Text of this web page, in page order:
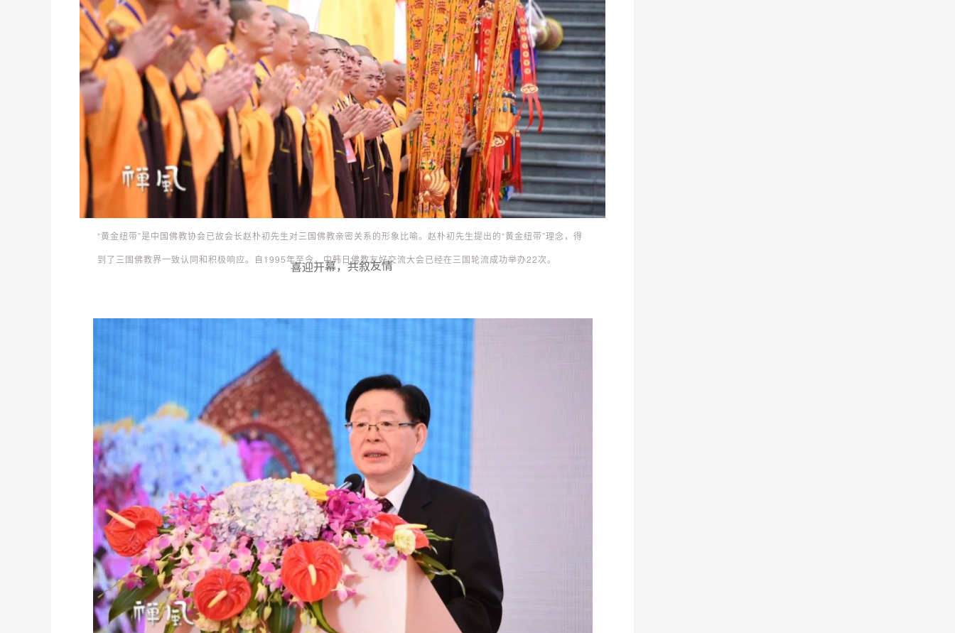
“黄金纽带”是中国佛教协会已故会长赵朴初先生对三国佛教亲密关系的形象比喻。赵朴初先生提出的“黄金纽带”理念，得
到了三国佛教界一致认同和积极响应。自1995年至今，中韩日佛教友好交流大会已经在三国轮流成功举办22次。
喜迎开幕，共叙友情